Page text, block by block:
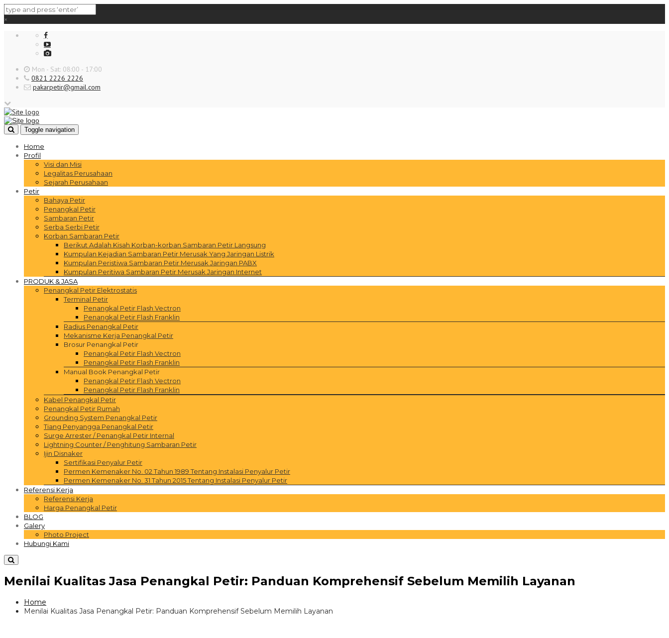
×
Mon - Sat: 08:00 - 17:00
0821 2226 2226
pakarpetir@gmail.com
Toggle navigation
Home
Profil
Visi dan Misi
Legalitas Perusahaan
Sejarah Perusahaan
Petir
Bahaya Petir
Penangkal Petir
Sambaran Petir
Serba Serbi Petir
Korban Sambaran Petir
Berikut Adalah Kisah Korban-korban Sambaran Petir Langsung
Kumpulan Kejadian Sambaran Petir Merusak Yang Jaringan Listrik
Kumpulan Peristiwa Sambaran Petir Merusak Jaringan PABX
Kumpulan Peritiwa Sambaran Petir Merusak Jaringan Internet
PRODUK & JASA
Penangkal Petir Elektrostatis
Terminal Petir
Penangkal Petir Flash Vectron
Penangkal Petir Flash Franklin
Radius Penangkal Petir
Mekanisme Kerja Penangkal Petir
Brosur Penangkal Petir
Penangkal Petir Flash Vectron
Penangkal Petir Flash Franklin
Manual Book Penangkal Petir
Penangkal Petir Flash Vectron
Penangkal Petir Flash Franklin
Kabel Penangkal Petir
Penangkal Petir Rumah
Grounding System Penangkal Petir
Tiang Penyangga Penangkal Petir
Surge Arrester / Penangkal Petir Internal
Lightning Counter / Penghitung Sambaran Petir
Ijin Disnaker
Sertifikasi Penyalur Petir
Permen Kemenaker No. 02 Tahun 1989 Tentang Instalasi Penyalur Petir
Permen Kemenaker No. 31 Tahun 2015 Tentang Instalasi Penyalur Petir
Referensi Kerja
Referensi Kerja
Harga Penangkal Petir
BLOG
Galery
Photo Project
Hubungi Kami
Menilai Kualitas Jasa Penangkal Petir: Panduan Komprehensif Sebelum Memilih Layanan
Home
Menilai Kualitas Jasa Penangkal Petir: Panduan Komprehensif Sebelum Memilih Layanan